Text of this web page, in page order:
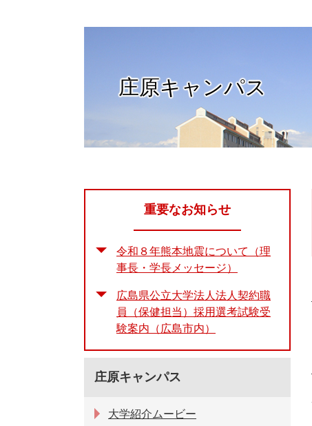
庄原キャンパス
重要なお知らせ
令和８年熊本地震について（理
事長・学長メッセージ）
広島県公立大学法人法人契約職
員（保健担当）採用選考試験受
験案内（広島市内）
庄原キャンパス
大学紹介ムービー